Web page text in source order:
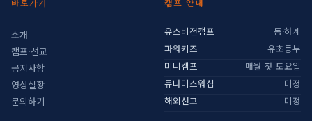
바로가기
소개
캠프·선교
공지사항
영상실황
문의하기
캠프 안내
유스비전캠프
동·하계
파워키즈
유초등부
미니캠프
매월 첫 토요일
듀나미스워십
미정
해외선교
미정